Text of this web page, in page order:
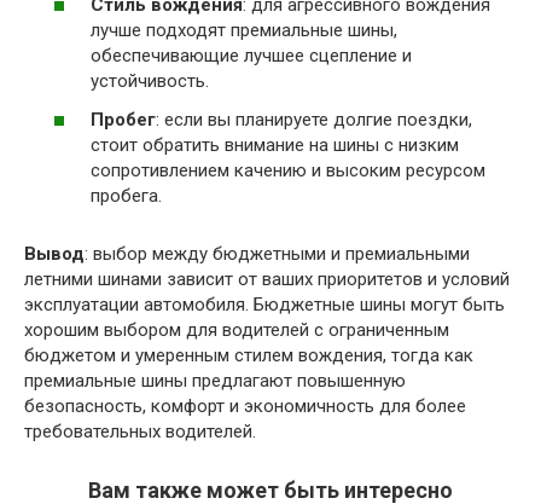
Стиль вождения: для агрессивного вождения
лучше подходят премиальные шины,
обеспечивающие лучшее сцепление и
устойчивость.
Пробег: если вы планируете долгие поездки,
стоит обратить внимание на шины с низким
сопротивлением качению и высоким ресурсом
пробега.
Вывод: выбор между бюджетными и премиальными
летними шинами зависит от ваших приоритетов и условий
эксплуатации автомобиля. Бюджетные шины могут быть
хорошим выбором для водителей с ограниченным
бюджетом и умеренным стилем вождения, тогда как
премиальные шины предлагают повышенную
безопасность, комфорт и экономичность для более
требовательных водителей.
Вам также может быть интересно